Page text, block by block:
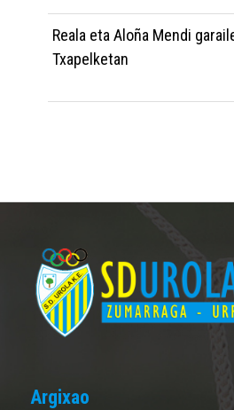
Reala eta Aloña Mendi
Txapelketan
Argixao